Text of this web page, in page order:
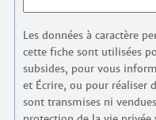
Les données à caractère
cette fiche sont utilisées
subsides, pour vous
et Écrire, ou pour réaliser
sont transmises ni